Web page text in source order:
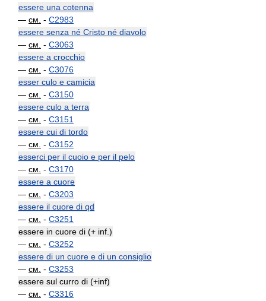
essere una cotenna
— см. - C2983
essere senza né Cristo né diavolo
— см. - C3063
essere a crocchio
— см. - C3076
esser culo e camicia
— см. - C3150
essere culo a terra
— см. - C3151
essere cui di tordo
— см. - C3152
esserci per il cuoio e per il pelo
— см. - C3170
essere a cuore
— см. - C3203
essere il cuore di qd
— см. - C3251
essere in cuore di (+ inf.)
— см. - C3252
essere di un cuore e di un consiglio
— см. - C3253
essere sul curro di (+inf)
— см. - C3316